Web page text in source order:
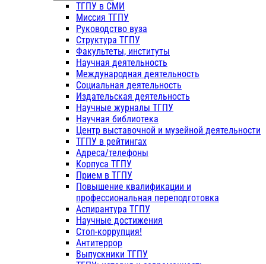
ТГПУ в СМИ
Миссия ТГПУ
Руководство вуза
Структура ТГПУ
Факультеты, институты
Научная деятельность
Международная деятельность
Социальная деятельность
Издательская деятельность
Научные журналы ТГПУ
Научная библиотека
Центр выставочной и музейной деятельности
ТГПУ в рейтингах
Адреса/телефоны
Корпуса ТГПУ
Прием в ТГПУ
Повышение квалификации и
профессиональная переподготовка
Аспирантура ТГПУ
Научные достижения
Стоп-коррупция!
Антитеррор
Выпускники ТГПУ